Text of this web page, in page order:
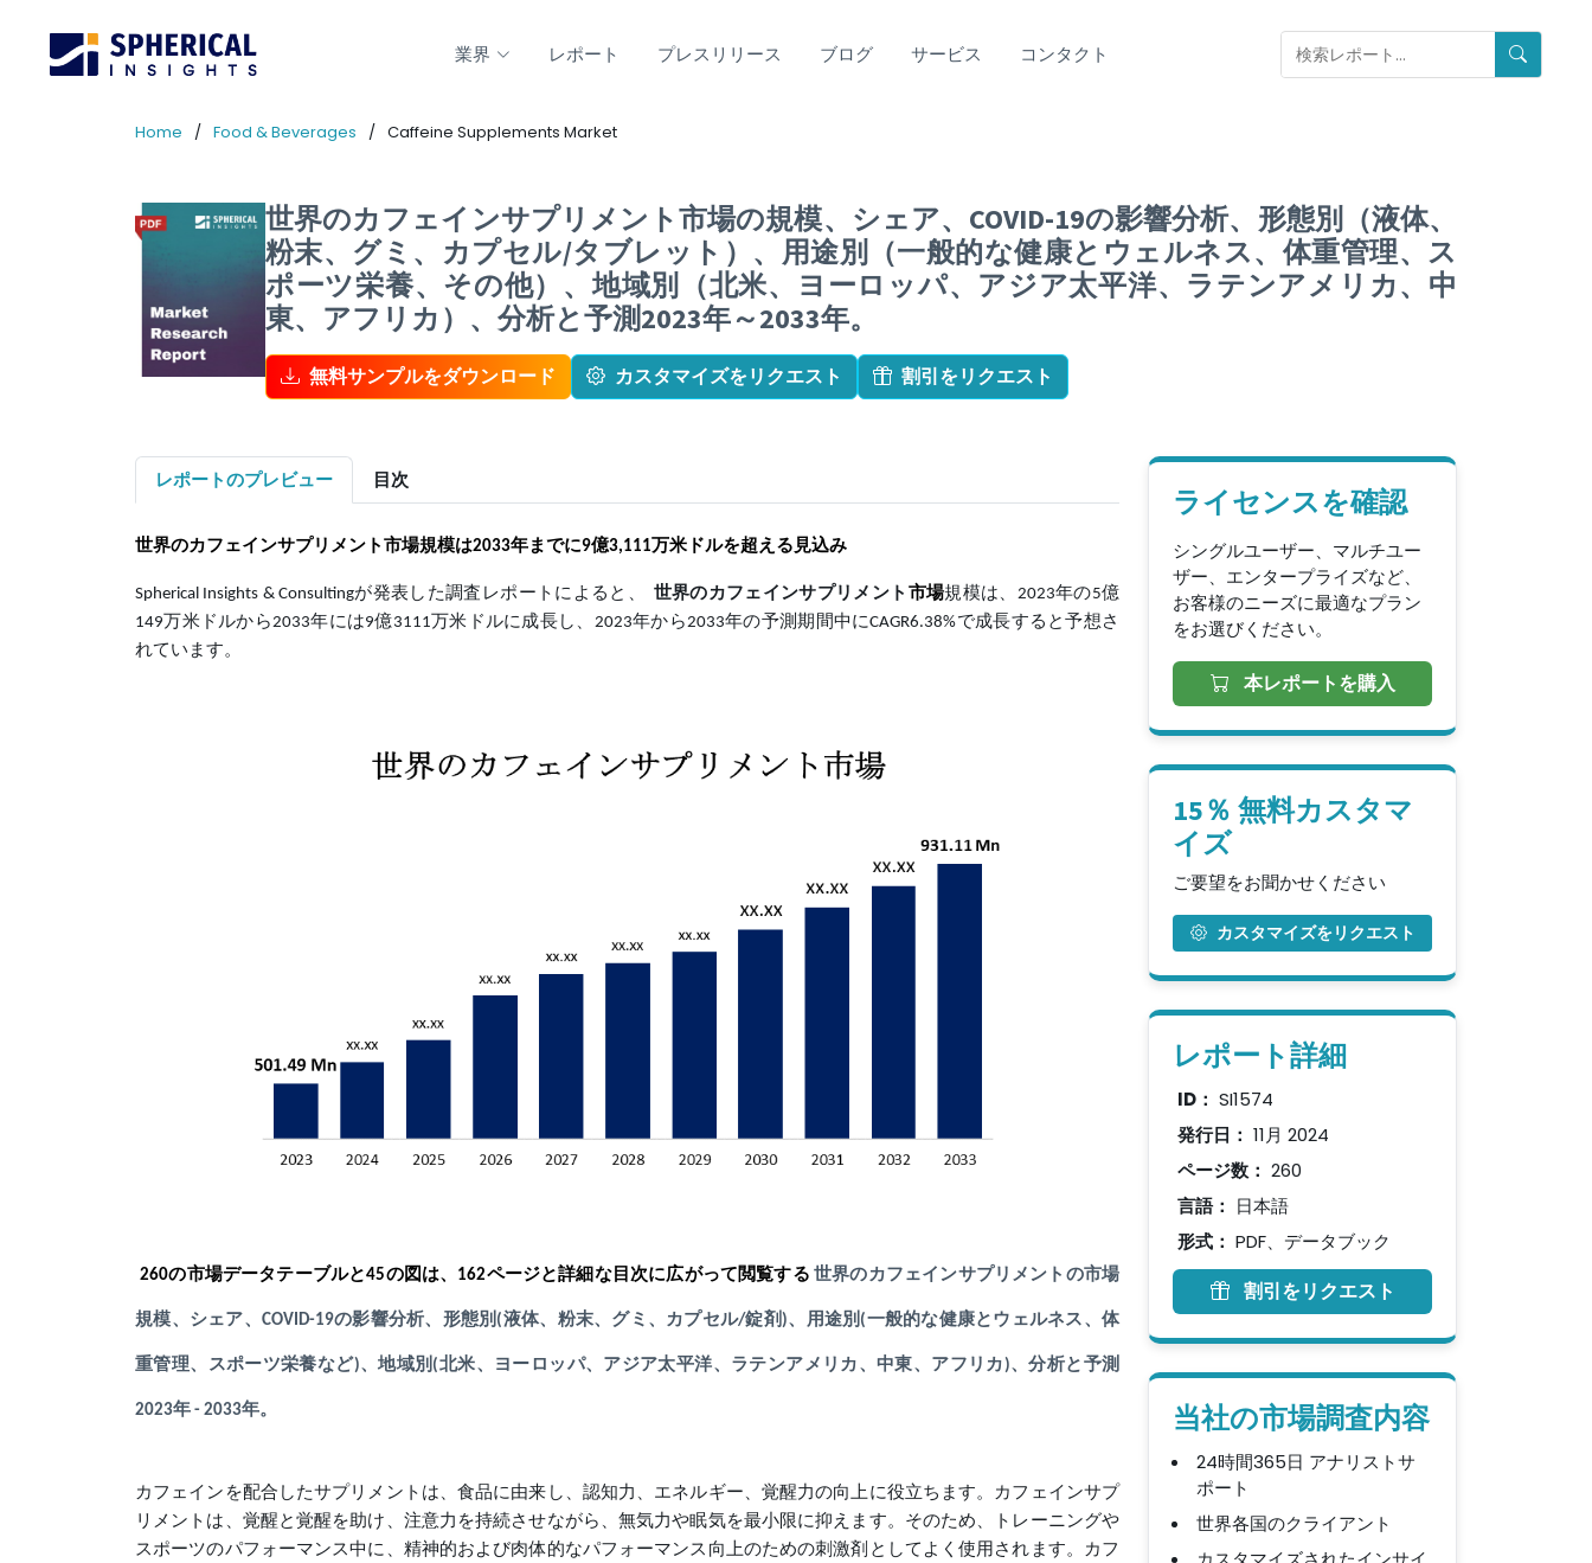
業界 レポート プレスリリース ブログ サービス コンタクト
Home Food & Beverages Caffeine Supplements Market
世界のカフェインサプリメント市場の規模、シェア、COVID-19の影響分析、形態別（液体、
粉末、グミ、カプセル/タブレット）、用途別（一般的な健康とウェルネス、体重管理、ス
ポーツ栄養、その他）、地域別（北米、ヨーロッパ、アジア太平洋、ラテンアメリカ、中
東、アフリカ）、分析と予測2023年～2033年。
無料サンプルをダウンロード カスタマイズをリクエスト 割引をリクエスト
レポートのプレビュー 目次
世界のカフェインサプリメント 市場規模は2033年までに9億3,111万米ドルを超える見込み
Spherical Insights & Consultingが発表した調査レポートによると、 世界のカフェインサプリメント 市場規模は、2023年の5億
149万米ドルから2033年には9億3111万米ドルに成長し、2023年から2033年の予測期間中にCAGR6.38%で成長すると予想さ
れています。
260の市場データテーブルと45の図は、162ページと詳細な目次に広がって閲覧する世界のカフェインサプリメントの市場
規模、シェア、COVID-19の影響分析、形態別(液体、粉末、グミ、カプセル/錠剤)、用途別(一般的な健康とウェルネス、体
重管理、スポーツ栄養など)、地域別(北米、ヨーロッパ、アジア太平洋、ラテンアメリカ、中東、アフリカ)、分析と予測
2023年 - 2033年。
カフェインを配合したサプリメントは、食品に由来し、認知力、エネルギー、覚醒力の向上に役立ちます。カフェインサプ
リメントは、覚醒と覚醒を助け、注意力を持続させながら、無気力や眠気を最小限に抑えます。そのため、トレーニングや
スポーツのパフォーマンス中に、精神的および肉体的なパフォーマンス向上のための刺激剤としてよく使用されます。カフ
ライセンスを確認
シングルユーザー、マルチユー
ザー、エンタープライズなど、
お客様のニーズに最適なプラン
をお選びください。
本レポートを購入
15％ 無料カスタマ
イズ
ご要望をお聞かせください
カスタマイズをリクエスト
レポート詳細
ID： SI1574
発行日： 11月 2024
ページ数： 260
言語： 日本語
形式： PDF、データブック
割引をリクエスト
当社の市場調査内容
24時間365日 アナリストサ
ポート
世界各国のクライアント